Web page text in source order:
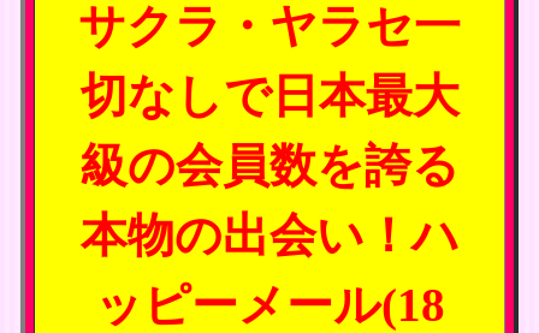
サクラ・ヤラセ一
切なしで日本最大
級の会員数を誇る
本物の出会い！ハ
ッピーメール(18